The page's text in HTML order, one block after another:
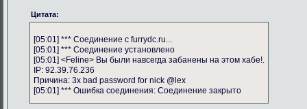
Цитата:
[05:01] *** Соединение с furrydc.ru...
[05:01] *** Соединение установлено
[05:01] <Feline> Вы были навсегда забанены на этом хабе!.
IP: 92.39.76.236
Причина: 3x bad password for nick @lex
[05:01] *** Ошибка соединения: Соединение закрыто